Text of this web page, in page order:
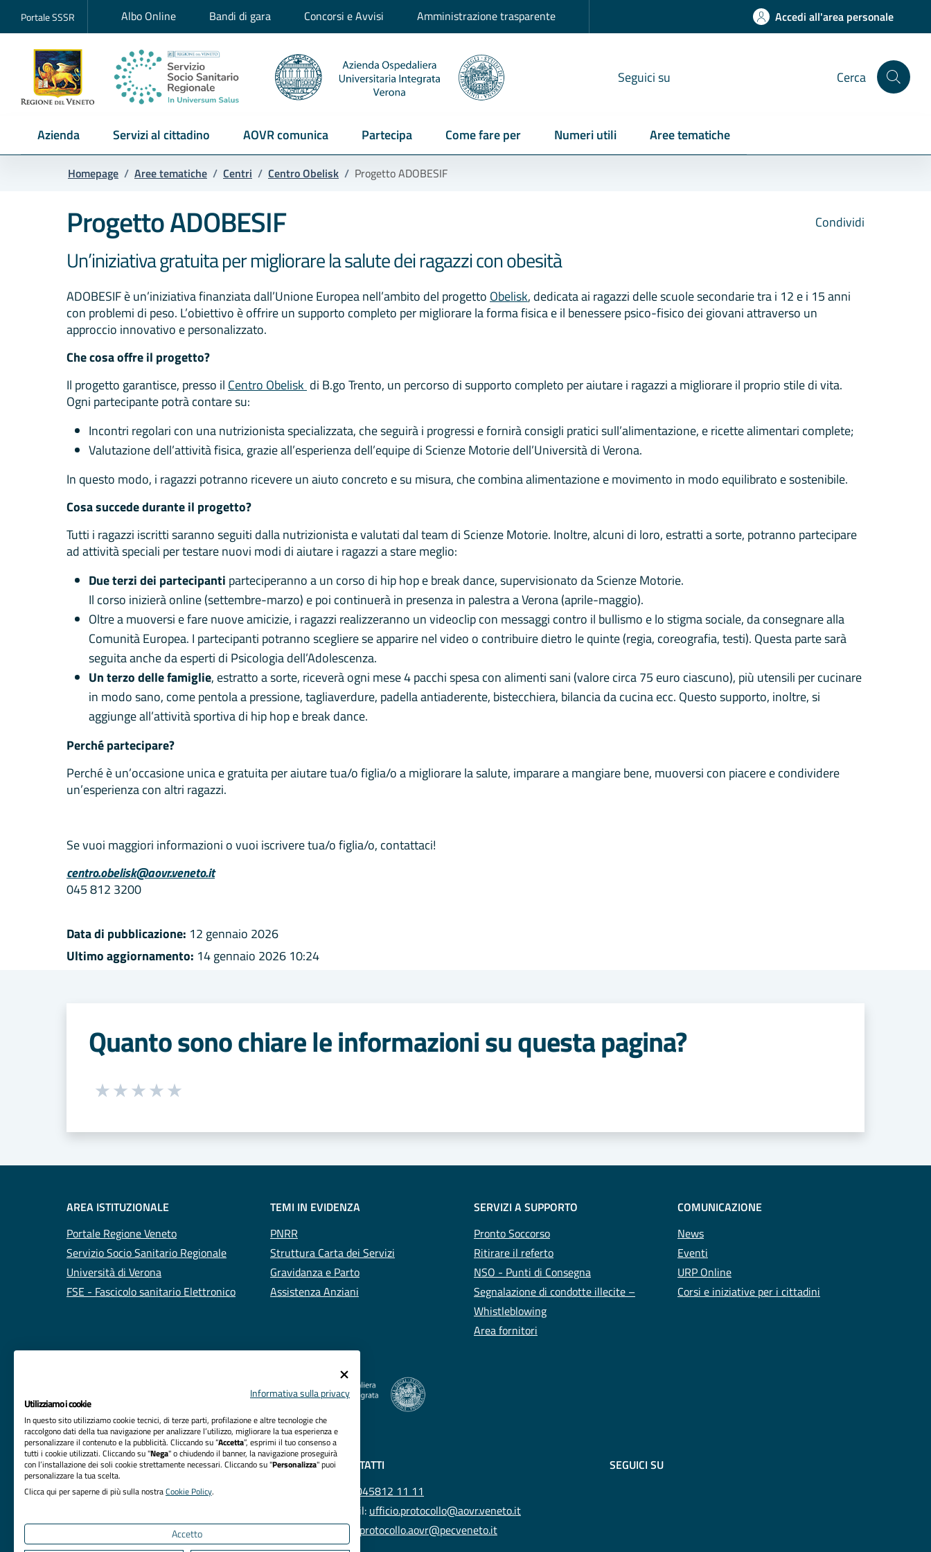
Portale SSSR Albo Online Bandi di gara Concorsi e Avvisi Amministrazione trasparente Accedi all'area personale
Seguici su Cerca
Azienda Servizi al cittadino AOVR comunica Partecipa Come fare per Numeri utili Aree tematiche
Homepage / Aree tematiche / Centri / Centro Obelisk / Progetto ADOBESIF
Condividi
Progetto ADOBESIF
Un’iniziativa gratuita per migliorare la salute dei ragazzi con obesità
ADOBESIF è un’iniziativa finanziata dall’Unione Europea nell’ambito del progetto Obelisk, dedicata ai ragazzi delle scuole secondarie tra i 12 e i 15 anni
con problemi di peso. L’obiettivo è offrire un supporto completo per migliorare la forma fisica e il benessere psico-fisico dei giovani attraverso un
approccio innovativo e personalizzato.
Che cosa offre il progetto?
Il progetto garantisce, presso il Centro Obelisk di B.go Trento, un percorso di supporto completo per aiutare i ragazzi a migliorare il proprio stile di vita.
Ogni partecipante potrà contare su:
Incontri regolari con una nutrizionista specializzata, che seguirà i progressi e fornirà consigli pratici sull’alimentazione, e ricette alimentari complete;
Valutazione dell’attività fisica, grazie all’esperienza dell’equipe di Scienze Motorie dell’Università di Verona.
In questo modo, i ragazzi potranno ricevere un aiuto concreto e su misura, che combina alimentazione e movimento in modo equilibrato e sostenibile.
Cosa succede durante il progetto?
Tutti i ragazzi iscritti saranno seguiti dalla nutrizionista e valutati dal team di Scienze Motorie. Inoltre, alcuni di loro, estratti a sorte, potranno partecipare
ad attività speciali per testare nuovi modi di aiutare i ragazzi a stare meglio:
Due terzi dei partecipanti parteciperanno a un corso di hip hop e break dance, supervisionato da Scienze Motorie.
Il corso inizierà online (settembre-marzo) e poi continuerà in presenza in palestra a Verona (aprile-maggio).
Oltre a muoversi e fare nuove amicizie, i ragazzi realizzeranno un videoclip con messaggi contro il bullismo e lo stigma sociale, da consegnare alla
Comunità Europea. I partecipanti potranno scegliere se apparire nel video o contribuire dietro le quinte (regia, coreografia, testi). Questa parte sarà
seguita anche da esperti di Psicologia dell’Adolescenza.
Un terzo delle famiglie, estratto a sorte, riceverà ogni mese 4 pacchi spesa con alimenti sani (valore circa 75 euro ciascuno), più utensili per cucinare
in modo sano, come pentola a pressione, tagliaverdure, padella antiaderente, bistecchiera, bilancia da cucina ecc. Questo supporto, inoltre, si
aggiunge all’attività sportiva di hip hop e break dance.
Perché partecipare?
Perché è un’occasione unica e gratuita per aiutare tua/o figlia/o a migliorare la salute, imparare a mangiare bene, muoversi con piacere e condividere
un’esperienza con altri ragazzi.
Se vuoi maggiori informazioni o vuoi iscrivere tua/o figlia/o, contattaci!
centro.obelisk@aovr.veneto.it
045 812 3200
Data di pubblicazione: 12 gennaio 2026
Ultimo aggiornamento: 14 gennaio 2026 10:24
Quanto sono chiare le informazioni su questa pagina?
Seleziona una valutazione da 1 a 5 stelle
AREA ISTITUZIONALE
Portale Regione Veneto
Servizio Socio Sanitario Regionale
Università di Verona
FSE - Fascicolo sanitario Elettronico
TEMI IN EVIDENZA
PNRR
Struttura Carta dei Servizi
Gravidanza e Parto
Assistenza Anziani
SERVIZI A SUPPORTO
Pronto Soccorso
Ritirare il referto
NSO - Punti di Consegna
Segnalazione di condotte illecite –
Whistleblowing
Area fornitori
COMUNICAZIONE
News
Eventi
URP Online
Corsi e iniziative per i cittadini
RIFERIMENTI
Azienda Ospedaliera Universitaria Integrata Verona
Verona
CONTATTI
045812 11 11
Email: ufficio.protocollo@aovr.veneto.it
Pec: protocollo.aovr@pecveneto.it
SEGUICI SU
Informativa sulla privacy
Utilizziamo i cookie
In questo sito utilizziamo cookie tecnici, di terze parti, profilazione e altre tecnologie che
raccolgono dati della tua navigazione per analizzare l’utilizzo, migliorare la tua esperienza e
personalizzare il contenuto e la pubblicità. Cliccando su “Accetta”, esprimi il tuo consenso a
tutti i cookie utilizzati. Cliccando su "Nega" o chiudendo il banner, la navigazione proseguirà
con l’installazione dei soli cookie strettamente necessari. Cliccando su "Personalizza" puoi
personalizzare la tua scelta.
Clicca qui per saperne di più sulla nostraCookie Policy.
Accetto